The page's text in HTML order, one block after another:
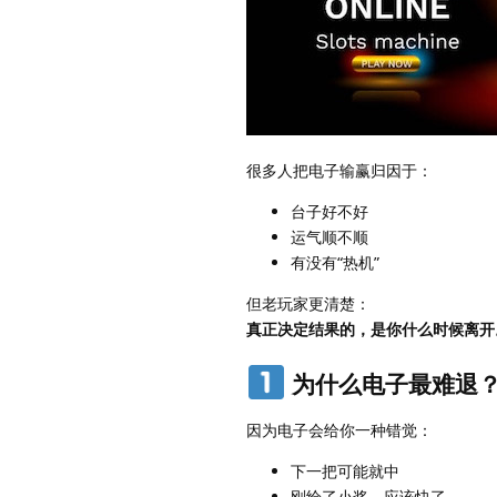
很多人把电子输赢归因于：
台子好不好
运气顺不顺
有没有“热机”
但老玩家更清楚：
真正决定结果的，是你什么时候离
为什么电子最难退
因为电子会给你一种错觉：
下一把可能就中